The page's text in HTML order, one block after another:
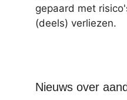
gepaard met
(deels) verliezen.
Nieuws over